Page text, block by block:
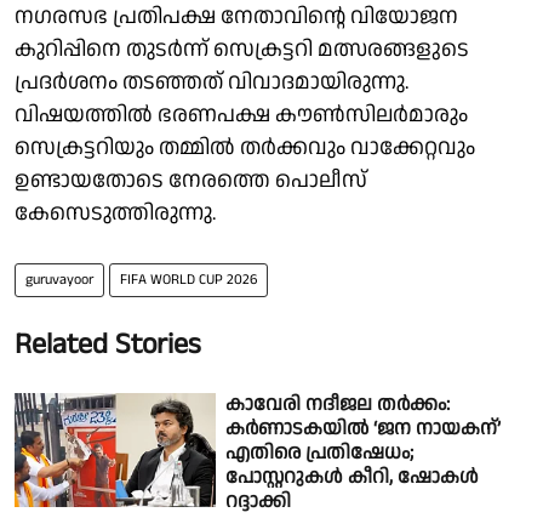
നഗരസഭ പ്രതിപക്ഷ നേതാവിന്റെ വിയോജന
കുറിപ്പിനെ തുടർന്ന് സെക്രട്ടറി മത്സരങ്ങളുടെ
പ്രദർശനം തടഞ്ഞത് വിവാദമായിരുന്നു.
വിഷയത്തിൽ ഭരണപക്ഷ കൗൺസിലർമാരും
സെക്രട്ടറിയും തമ്മിൽ തർക്കവും വാക്കേറ്റവും
ഉണ്ടായതോടെ നേരത്തെ പൊലീസ്
കേസെടുത്തിരുന്നു.
guruvayoor FIFA WORLD CUP 2026
Related Stories
കാവേരി നദീജല തർക്കം:
കർണാടകയിൽ ‘ജന നായകന്’
എതിരെ പ്രതിഷേധം;
പോസ്റ്ററുകൾ കീറി, ഷോകൾ
റദ്ദാക്കി